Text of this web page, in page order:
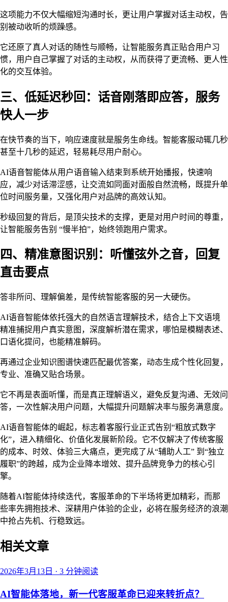
这项能力不仅大幅缩短沟通时长，更让用户掌握对话主动权，告
别被动收听的烦躁感。
它还原了真人对话的随性与顺畅，让智能服务真正贴合用户习
惯，用户自己掌握了对话的主动权，从而获得了更流畅、更人性
化的交互体验。
三、低延迟秒回：话音刚落即应答，服务
快人一步
在快节奏的当下，响应速度就是服务生命线。智能客服动辄几秒
甚至十几秒的延迟，轻易耗尽用户耐心。
AI语音智能体从用户语音输入结束到系统开始播报，快速响
应，减少对话滞涩感，让交流如同面对面般自然流畅，既提升单
位时间服务量，又强化用户对品牌的高效认知。
秒级回复的背后，是顶尖技术的支撑，更是对用户时间的尊重，
让智能服务告别 “慢半拍”，始终领跑用户需求。
四、精准意图识别：听懂弦外之音，回复
直击要点
答非所问、理解偏差，是传统智能客服的另一大硬伤。
AI语音智能体依托强大的自然语言理解技术，结合上下文语境
精准捕捉用户真实意图，深度解析潜在需求，哪怕是模糊表述、
口语化提问，也能精准解码。
再通过企业知识图谱快速匹配最优答案，动态生成个性化回复，
专业、准确又贴合场景。
它不再是表面听懂，而是真正理解语义，避免反复沟通、无效问
答，一次性解决用户问题，大幅提升问题解决率与服务满意度。
AI语音智能体的崛起，标志着客服行业正式告别“粗放式数字
化”，进入精细化、价值化发展新阶段。它不仅解决了传统客服
的成本、时效、体验三大痛点，更完成了从“辅助人工” 到“独立
履职”的跨越，成为企业降本增效、提升品牌竞争力的核心引
擎。
随着AI智能体持续迭代，客服革命的下半场将更加精彩，而那
些率先拥抱技术、深耕用户体验的企业，必将在服务经济的浪潮
中抢占先机、行稳致远。
相关文章
2026年3月13日 · 3 分钟阅读
AI智能体落地，新一代客服革命已迎来转折点？